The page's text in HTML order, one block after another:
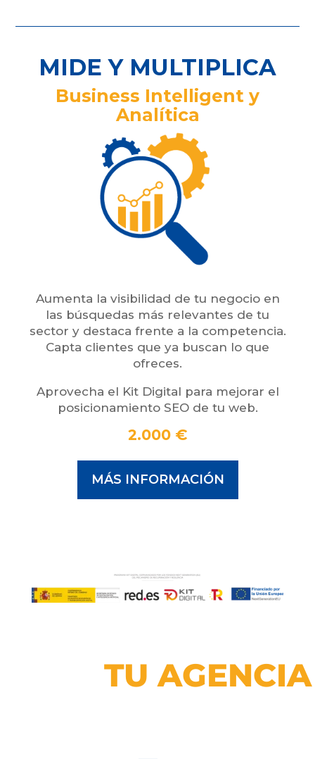
MIDE Y MULTIPLICA
Business Intelligent y
Analítica
Aumenta la visibilidad de tu negocio en
las búsquedas más relevantes de tu
sector y destaca frente a la competencia.
Capta clientes que ya buscan lo que
ofreces.
Aprovecha el Kit Digital para mejorar el
posicionamiento SEO de tu web.
2.000 €
MÁS INFORMACIÓN
TU